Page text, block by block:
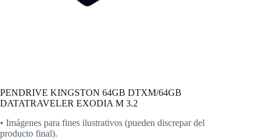
PENDRIVE KINGSTON 64GB DTXM/64GB
DATATRAVELER EXODIA M 3.2
• Imágenes para fines ilustrativos (pueden discrepar del
producto final).